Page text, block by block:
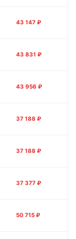
43 147 ₽
43 831 ₽
43 956 ₽
37 188 ₽
37 188 ₽
37 377 ₽
50 715 ₽